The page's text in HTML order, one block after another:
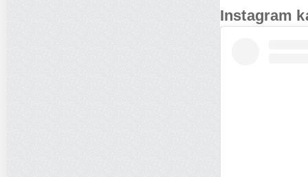
Instagram